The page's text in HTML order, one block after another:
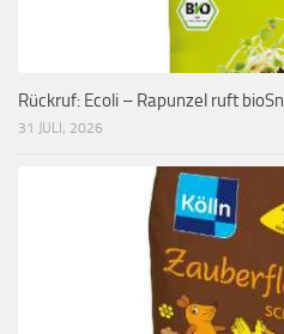
Rückruf: Ecoli – Rapunzel ruft
31 JULI, 2026